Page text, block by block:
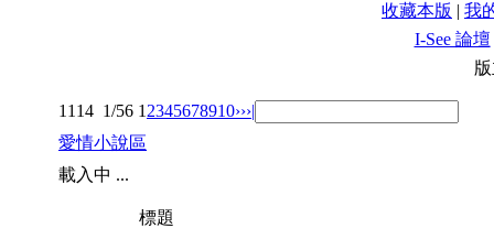
收藏本版 | 我
I-See 論壇
1114 1/56 1 2345678910›››|
愛情小說區
載入中 ...
標題